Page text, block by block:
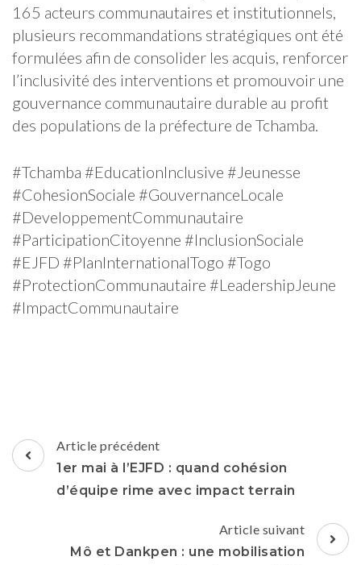
165 acteurs communautaires et institutionnels,
plusieurs recommandations stratégiques ont été
formulées afin de consolider les acquis, renforcer
l’inclusivité des interventions et promouvoir une
gouvernance communautaire durable au profit
des populations de la préfecture de Tchamba.
#Tchamba #EducationInclusive #Jeunesse
#CohesionSociale #GouvernanceLocale
#DeveloppementCommunautaire
#ParticipationCitoyenne #InclusionSociale
#EJFD #PlanInternationalTogo #Togo
#ProtectionCommunautaire #LeadershipJeune
#ImpactCommunautaire
Navigation
d'article
Article précédent
1er mai à l’EJFD : quand cohésion
d’équipe rime avec impact terrain
Article suivant
Mô et Dankpen : une mobilisation